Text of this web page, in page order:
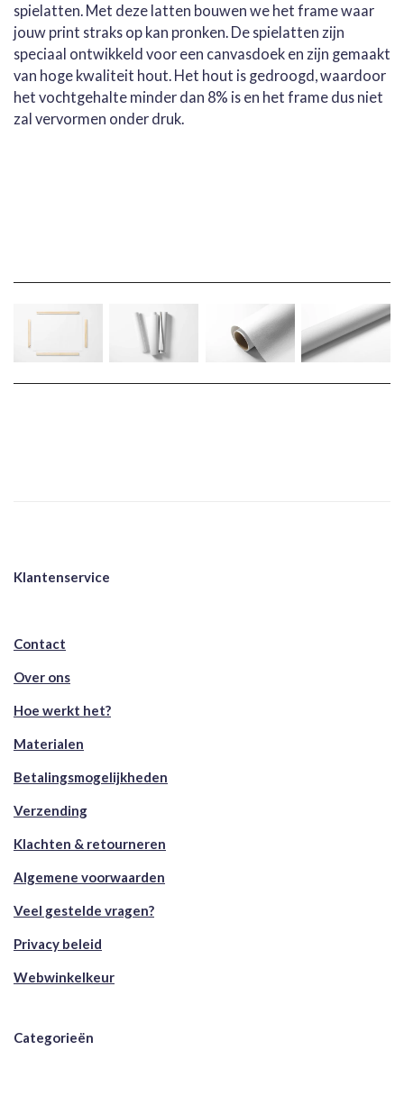
spielatten. Met deze latten bouwen we het frame waar
jouw print straks op kan pronken. De spielatten zijn
speciaal ontwikkeld voor een canvasdoek en zijn gemaakt
van hoge kwaliteit hout. Het hout is gedroogd, waardoor
het vochtgehalte minder dan 8% is en het frame dus niet
zal vervormen onder druk.
Klantenservice
Contact
Over ons
Hoe werkt het?
Materialen
Betalingsmogelijkheden
Verzending
Klachten & retourneren
Algemene voorwaarden
Veel gestelde vragen?
Privacy beleid
Webwinkelkeur
Categorieën